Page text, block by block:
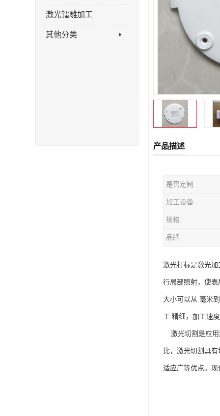
激光镭雕加工
其他分类
产品描述
是否定制
加工设备
规格
品牌
激光打标是激光
行局部照射，使
大小可以从 毫米
工 精细，加工速
激光切割是应用
比，激光切割具
适应广等优点。